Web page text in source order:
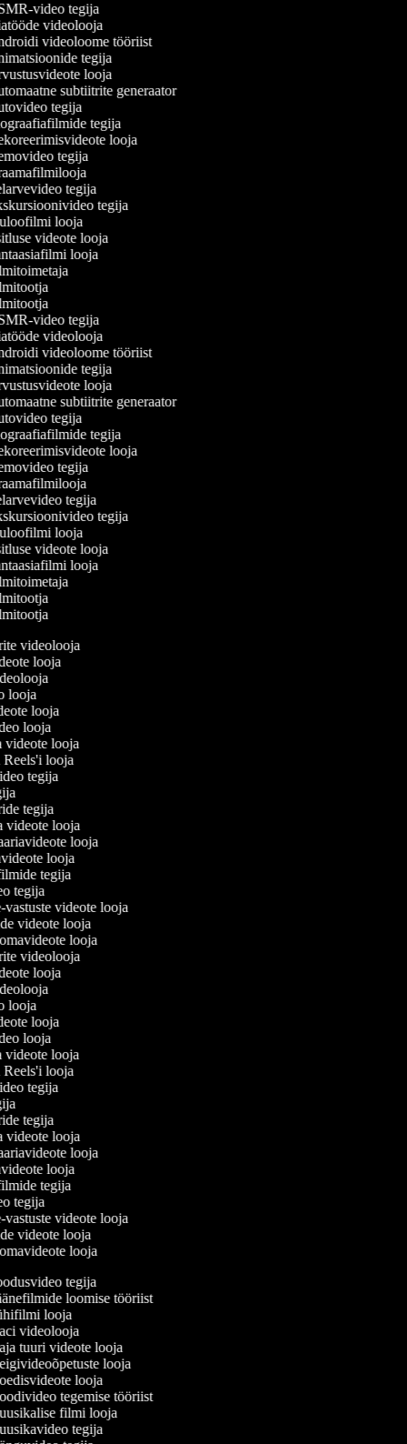
video tegija
videolooja
videoloome tööriist
tegija
looja
subtiitrite generaator
tegija
tegija
looja
tegija
tegija
tegija
looja
videote looja
looja
video tegija
videolooja
videoloome tööriist
tegija
looja
subtiitrite generaator
tegija
tegija
looja
tegija
tegija
tegija
looja
videote looja
looja
videolooja
looja
looja
looja
looja
videote looja
Reels'i looja
tegija
tegija
videote looja
looja
looja
tegija
tegija
vastuste videote looja
videote looja
looja
videolooja
looja
looja
looja
looja
videote looja
Reels'i looja
tegija
tegija
videote looja
looja
looja
tegija
tegija
vastuste videote looja
videote looja
looja
tegija
loomise tööriist
looja
videolooja
tuuri videote looja
looja
looja
tegemise tööriist
filmi looja
tegija